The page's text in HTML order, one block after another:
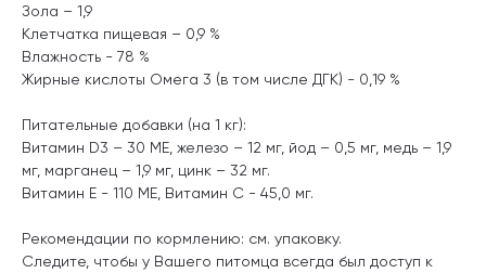
Зола – 1,9
Клетчатка пищевая – 0,9 %
Влажность - 78 %
Жирные кислоты Омега 3 (в том числе ДГК) - 0,19 %
Питательные добавки (на 1 кг):
Витамин D3 – 30 МЕ, железо – 12 мг, йод – 0,5 мг, медь – 1,9
мг, марганец – 1,9 мг, цинк – 32 мг.
Витамин Е - 110 ME, Витамин C - 45,0 мг.
Рекомендации по кормлению: см. упаковку.
Следите, чтобы у Вашего питомца всегда был доступ к